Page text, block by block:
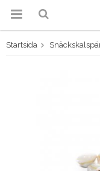
Startsida